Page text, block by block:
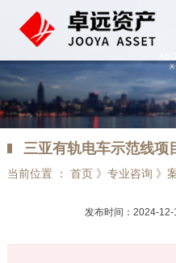
三亚有轨电车示范线项
当前位置 ： 首页 》专业咨询 》
发布时间：2024-12-